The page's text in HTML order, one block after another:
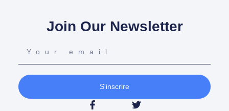
Join Our Newsletter
S'inscrire